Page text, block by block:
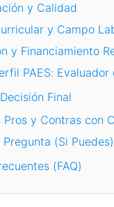
y Calidad
y Campo
y Financiamiento
PAES:
Final
Pros y Contras con
(Si Puedes)
(FAQ)